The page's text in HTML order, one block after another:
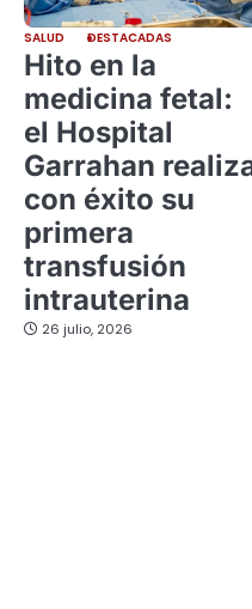
SALUD DESTACADAS
Hito en la
medicina fetal:
el Hospital
Garrahan
con éxito su
primera
transfusión
intrauterina
26 julio, 2026